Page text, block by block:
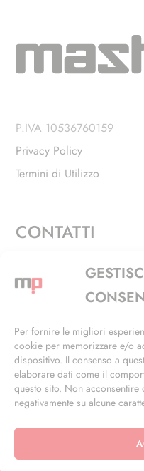
Per fornire le migliori
cookie per memorizzare e/o
dispositivo. Il consenso a
elaborare dati come il
questo sito. Non
negativamente su alcune
P.IVA 10536760159
Privacy Policy
Termini di Utilizzo
CONTATTI
Via Alfieri, 27 -
+39 02 4846 3155
info@masterphil.it